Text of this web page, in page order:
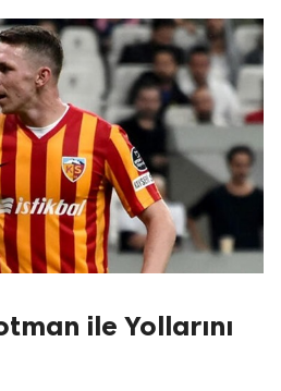
ile Yollarını